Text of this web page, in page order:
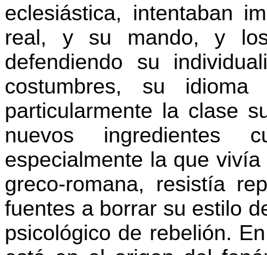
eclesiástica, intentaban
real, y su mando, y
defendiendo su
costumbres, su
particularmente la clase
nuevos ingredientes
especialmente la que
greco-romana, resistía
fuentes a borrar su estilo
psicológico de rebelión.